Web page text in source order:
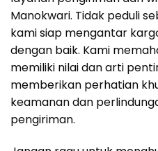
Manokwari. Tidak peduli
kami siap mengantar
dengan baik. Kami
memiliki nilai dan arti
memberikan perhatian
keamanan dan
pengiriman.